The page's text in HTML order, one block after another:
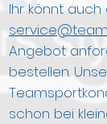
Ihr könnt auch
Angebot
bestellen.
schon bei